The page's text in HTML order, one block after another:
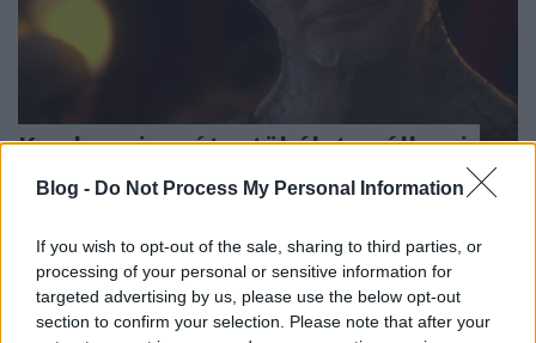
Blog - Do Not Process My Personal Information
If you wish to opt-out of the sale, sharing to third parties, or
processing of your personal or sensitive information for
targeted advertising by us, please use the below opt-out
section to confirm your selection. Please note that after your
Kardasszia – út a tökéletes állami
felügyeletig
A hüllő ősöktől származó kardassziai fajt mindig is
szorgalmas, gyors észjárású lényekként ismerték.
Azt még ellenségeik is elismerik, hogy mindig